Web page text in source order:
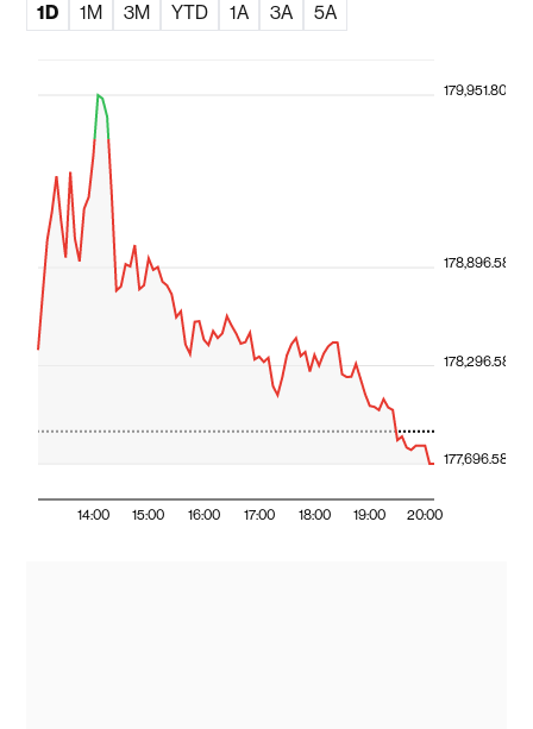
1D 1M 3M YTD 1A 3A 5A
14:00 15:00 16:00 17:00 18:00 19:00 20:00
177,696.58
178,296.58
178,896.58
179,951.80